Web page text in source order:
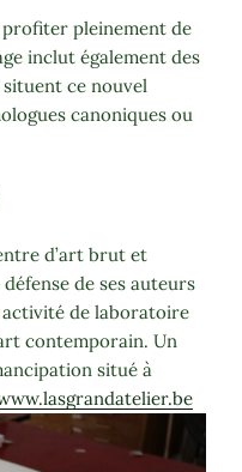
pleinement de
inclut également des
ce nouvel
canoniques ou
d’art brut et
de ses auteurs
activité de laboratoire
contemporain. Un
situé à